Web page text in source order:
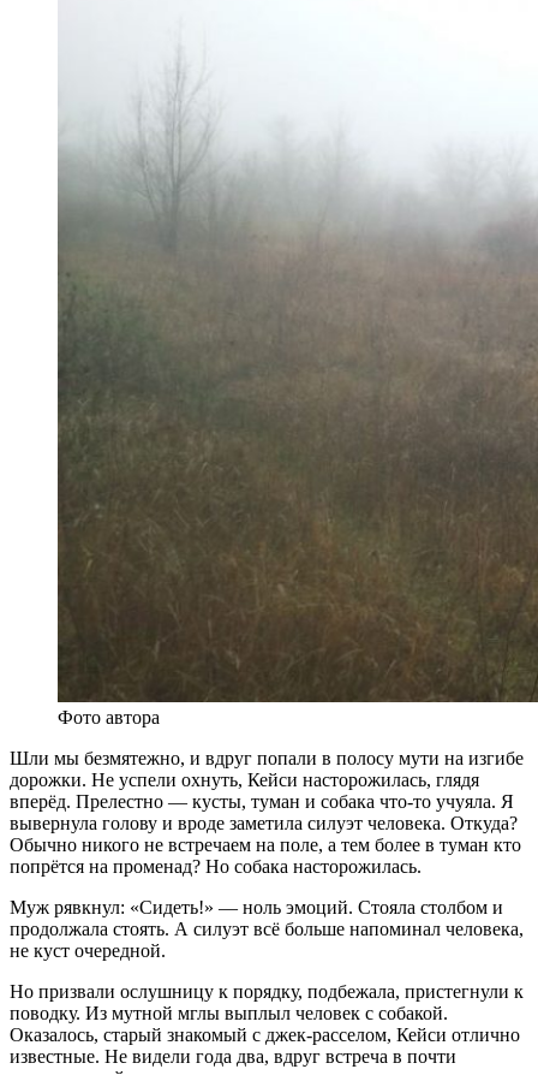
Фото автора
Шли мы безмятежно, и вдруг попали в полосу мути на изгибе
дорожки. Не успели охнуть, Кейси насторожилась, глядя
вперёд. Прелестно — кусты, туман и собака что-то учуяла. Я
вывернула голову и вроде заметила силуэт человека. Откуда?
Обычно никого не встречаем на поле, а тем более в туман кто
попрётся на променад? Но собака насторожилась.
Муж рявкнул: «Сидеть!» — ноль эмоций. Стояла столбом и
продолжала стоять. А силуэт всё больше напоминал человека,
не куст очередной.
Но призвали ослушницу к порядку, подбежала, пристегнули к
поводку. Из мутной мглы выплыл человек с собакой.
Оказалось, старый знакомый с джек-расселом, Кейси отлично
известные. Не видели года два, вдруг встреча в почти